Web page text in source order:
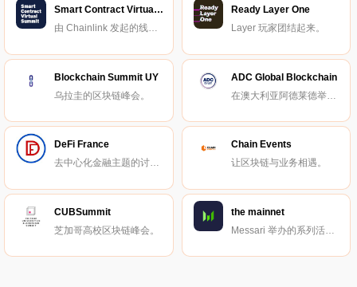
Smart Contract Virtual Summit
由 Chainlink 发起的线上峰会。
Ready Layer One
Layer 玩家团结起来。
Blockchain Summit UY
乌拉圭的区块链峰会。
ADC Global Blockchain
DeFi France
去中心化金融主题的讨论与交流小组。
Chain Events
让区块链与业务相遇。
CUBSummit
芝加哥高校区块链峰会。
the mainnet